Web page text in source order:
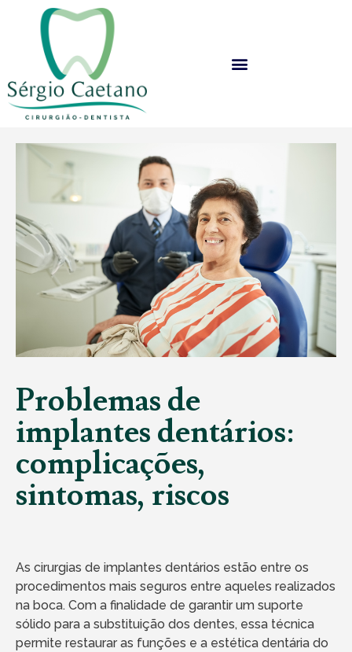
Problemas de
implantes dentários:
complicações,
sintomas, riscos
As cirurgias de implantes dentários estão entre os
procedimentos mais seguros entre aqueles realizados
na boca. Com a finalidade de garantir um suporte
sólido para a substituição dos dentes, essa técnica
permite restaurar as funções e a estética dentária do